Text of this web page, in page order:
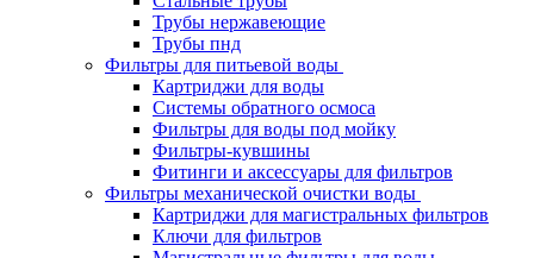
Трубы нержавеющие
Трубы пнд
Фильтры для питьевой воды
Картриджи для воды
Системы обратного осмоса
Фильтры для воды под мойку
Фильтры-кувшины
Фитинги и аксессуары для фильтров
Фильтры механической очистки воды
Картриджи для магистральных фильтров
Ключи для фильтров